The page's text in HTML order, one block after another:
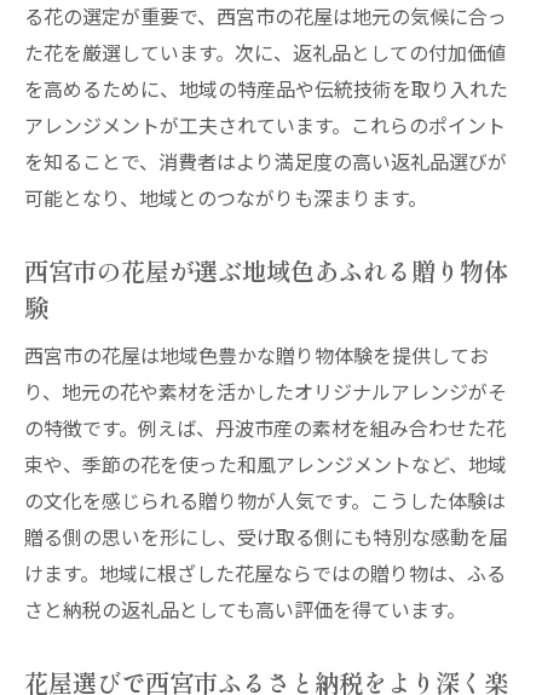
る花の選定が重要で、西宮市の花屋は地元の気候に合っ
た花を厳選しています。次に、返礼品としての付加価値
を高めるために、地域の特産品や伝統技術を取り入れた
アレンジメントが工夫されています。これらのポイント
を知ることで、消費者はより満足度の高い返礼品選びが
可能となり、地域とのつながりも深まります。
西宮市の花屋が選ぶ地域色あふれる贈り物体
験
西宮市の花屋は地域色豊かな贈り物体験を提供してお
り、地元の花や素材を活かしたオリジナルアレンジがそ
の特徴です。例えば、丹波市産の素材を組み合わせた花
束や、季節の花を使った和風アレンジメントなど、地域
の文化を感じられる贈り物が人気です。こうした体験は
贈る側の思いを形にし、受け取る側にも特別な感動を届
けます。地域に根ざした花屋ならではの贈り物は、ふる
さと納税の返礼品としても高い評価を得ています。
花屋選びで西宮市ふるさと納税をより深く楽